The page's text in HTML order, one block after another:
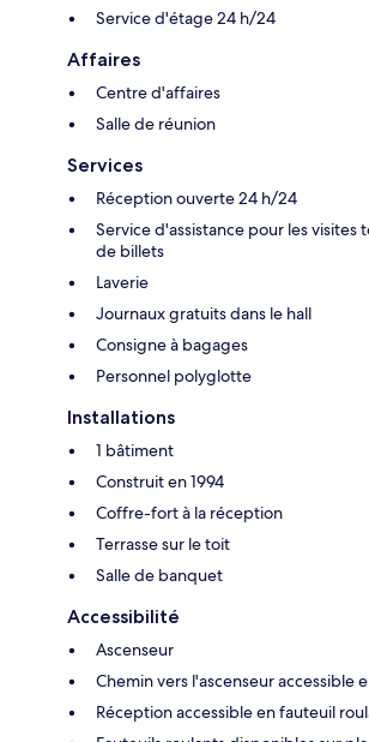
Service d'étage 24 h/24
Affaires
Centre d'affaires
Salle de réunion
Services
Réception ouverte 24 h/24
Service d'assistance pour les visites
de billets
Laverie
Journaux gratuits dans le hall
Consigne à bagages
Personnel polyglotte
Installations
1 bâtiment
Construit en 1994
Coffre-fort à la réception
Terrasse sur le toit
Salle de banquet
Accessibilité
Ascenseur
Chemin vers l'ascenseur accessible
Réception accessible en fauteuil